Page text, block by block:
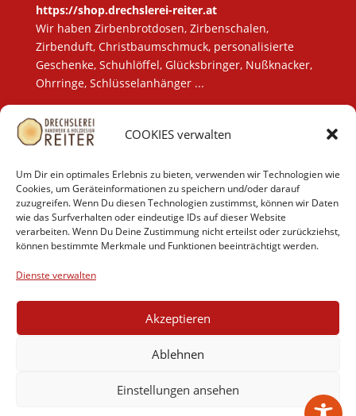
COOKIES verwalten
Um Dir ein optimales Erlebnis zu bieten, verwenden wir Technologien wie
Cookies, um Geräteinformationen zu speichern und/oder darauf
zuzugreifen. Wenn Du diesen Technologien zustimmst, können wir Daten
wie das Surfverhalten oder eindeutige IDs auf dieser Website
verarbeiten. Wenn Du Deine Zustimmung nicht erteilst oder zurückziehst,
können bestimmte Merkmale und Funktionen beeinträchtigt werden.
Dienste verwalten
Akzeptieren
Ablehnen
Einstellungen ansehen
https://shop.drechslerei-reiter.at
Wir haben Zirbenbrotdosen, Zirbenschalen,
Zirbenduft, Christbaumschmuck, personalisierte
Geschenke, Schuhlöffel, Glücksbringer, Nußknacker,
Ohrringe, Schlüsselanhänger ...
LEISTUNGEN
Tischlerei
Massivholzmöbel
Aktuelles
Onlineshop
Datenschutzerklärung
Barrierefreiheit
Impressum
© 2026 Drechslerei Reiter - Powered by Wordpress